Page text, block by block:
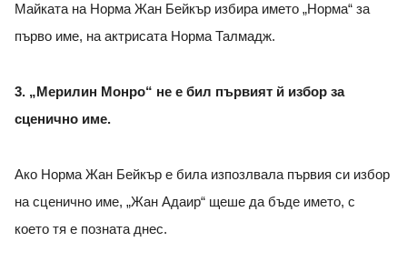
Майката на Норма Жан Бейкър избира името „Норма“ за
първо име, на актрисата Норма Талмадж.
3. „Мерилин Монро“ не е бил първият й избор за
сценично име.
Ако Норма Жан Бейкър е била изпозлвала първия си избор
на сценично име, „Жан Адаир“ щеше да бъде името, с
което тя е позната днес.